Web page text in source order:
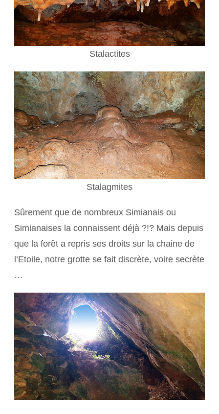
Stalactites
Stalagmites
Sûrement que de nombreux Simianais ou
Simianaises la connaissent déjà ?!? Mais depuis
que la forêt a repris ses droits sur la chaine de
l’Etoile, notre grotte se fait discrète, voire secrète
…